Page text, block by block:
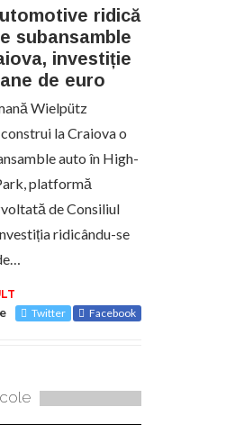
ridică
subansamble
investiție
de euro
Wielpütz
la Craiova o
auto în High-
platformă
de Consiliul
ridicându-se
Twitter Facebook